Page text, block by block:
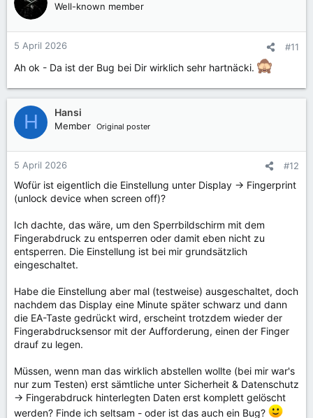
Well-known member
5 April 2026 #11
Ah ok - Da ist der Bug bei Dir wirklich sehr hartnäcki.
H Hansi
Member Original poster
5 April 2026 #12
Wofür ist eigentlich die Einstellung unter Display -> Fingerprint
(unlock device when screen off)?
Ich dachte, das wäre, um den Sperrbildschirm mit dem
Fingerabdruck zu entsperren oder damit eben nicht zu
entsperren. Die Einstellung ist bei mir grundsätzlich
eingeschaltet.
Habe die Einstellung aber mal (testweise) ausgeschaltet, doch
nachdem das Display eine Minute später schwarz und dann
die EA-Taste gedrückt wird, erscheint trotzdem wieder der
Fingerabdrucksensor mit der Aufforderung, einen der Finger
drauf zu legen.
Müssen, wenn man das wirklich abstellen wollte (bei mir war's
nur zum Testen) erst sämtliche unter Sicherheit & Datenschutz
-> Fingerabdruck hinterlegten Daten erst komplett gelöscht
werden? Finde ich seltsam - oder ist das auch ein Bug?